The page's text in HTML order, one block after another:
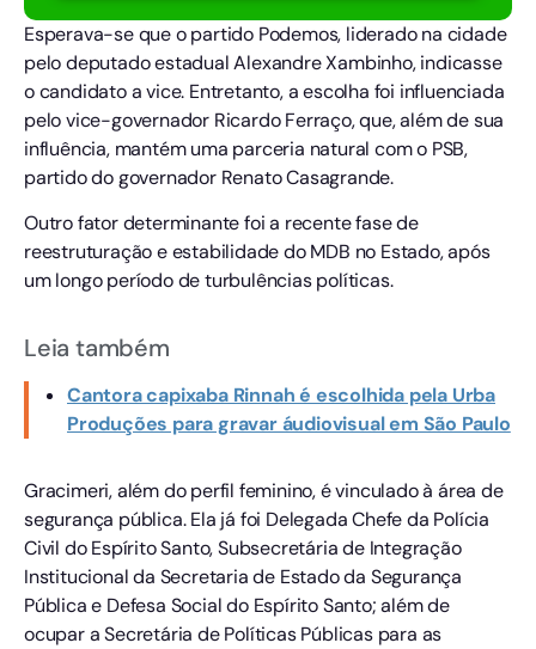
Esperava-se que o partido Podemos, liderado na cidade
pelo deputado estadual Alexandre Xambinho, indicasse
o candidato a vice. Entretanto, a escolha foi influenciada
pelo vice-governador Ricardo Ferraço, que, além de sua
influência, mantém uma parceria natural com o PSB,
partido do governador Renato Casagrande.
Outro fator determinante foi a recente fase de
reestruturação e estabilidade do MDB no Estado, após
um longo período de turbulências políticas.
Leia também
Cantora capixaba Rinnah é escolhida pela Urba
Produções para gravar áudiovisual em São Paulo
Gracimeri, além do perfil feminino, é vinculado à área de
segurança pública. Ela já foi Delegada Chefe da Polícia
Civil do Espírito Santo, Subsecretária de Integração
Institucional da Secretaria de Estado da Segurança
Pública e Defesa Social do Espírito Santo; além de
ocupar a Secretária de Políticas Públicas para as